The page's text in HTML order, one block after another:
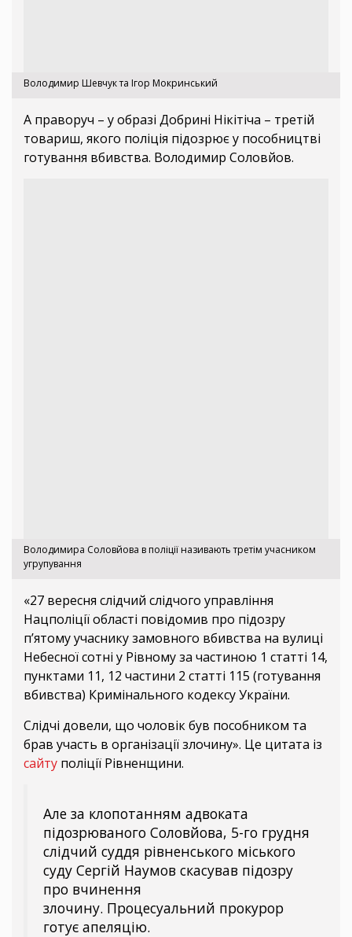
Володимир Шевчук та Ігор Мокринський
А праворуч – у образі Добрині Нікітіча – третій
товариш, якого поліція підозрює у пособництві
готування вбивства. Володимир Соловйов.
Володимира Соловйова в поліції називають третім учасником
угрупування
«27 вересня слідчий слідчого управління
Нацполіції області повідомив про підозру
п’ятому учаснику замовного вбивства на вулиці
Небесної сотні у Рівному за частиною 1 статті 14,
пунктами 11, 12 частини 2 статті 115 (готування
вбивства) Кримінального кодексу України.
Слідчі довели, що чоловік був пособником та
брав участь в організації злочину». Це цитата із
сайту поліції Рівненщини.
Але за клопотанням адвоката
підозрюваного Соловйова, 5-го грудня
слідчий суддя рівненського міського
суду Сергій Наумов скасував підозру
про вчинення
злочину. Процесуальний прокурор
готує апеляцію.